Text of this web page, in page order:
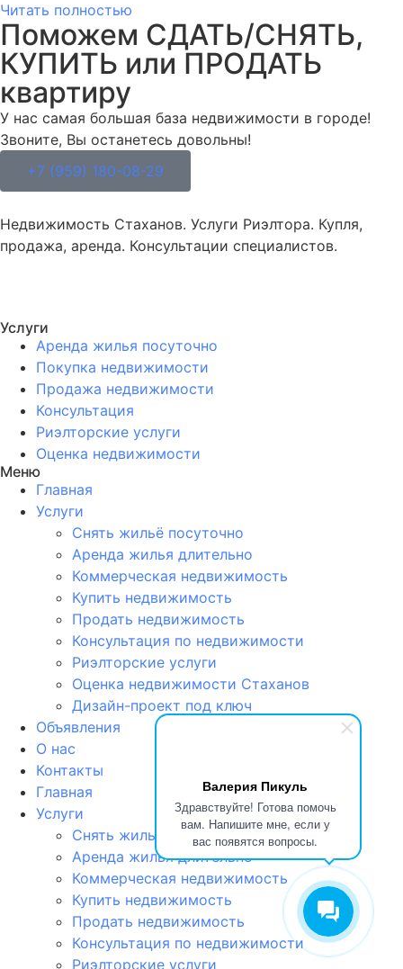
Валерия Пикуль
Здравствуйте! Готова помочь
вам. Напишите мне, если у
вас появятся вопросы.
Читать полностью
Поможем СДАТЬ/СНЯТЬ,
КУПИТЬ или ПРОДАТЬ
квартиру
У нас самая большая база недвижимости в городе!
Звоните, Вы останетесь довольны!
+7 (959) 180-08-29
Недвижимость Стаханов. Услуги Риэлтора. Купля,
продажа, аренда. Консультации специалистов.
Услуги
Аренда жилья посуточно
Покупка недвижимости
Продажа недвижимости
Консультация
Риэлторские услуги
Оценка недвижимости
Меню
Главная
Услуги
Снять жильё посуточно
Аренда жилья длительно
Коммерческая недвижимость
Купить недвижимость
Продать недвижимость
Консультация по недвижимости
Риэлторские услуги
Оценка недвижимости Стаханов
Дизайн-проект под ключ
Объявления
О нас
Контакты
Главная
Услуги
Снять жильё посуточно
Аренда жилья длительно
Коммерческая недвижимость
Купить недвижимость
Продать недвижимость
Консультация по недвижимости
Риэлторские услуги